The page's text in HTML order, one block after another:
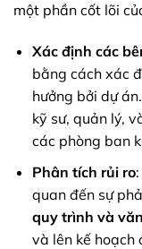
một phần cốt lõi
Xác định các
bằng cách xác
hưởng bởi dự
kỹ sư, quản lý,
các phòng ban
Phân tích rủi ro
quan đến sự
quy trình và
và lên kế hoạch